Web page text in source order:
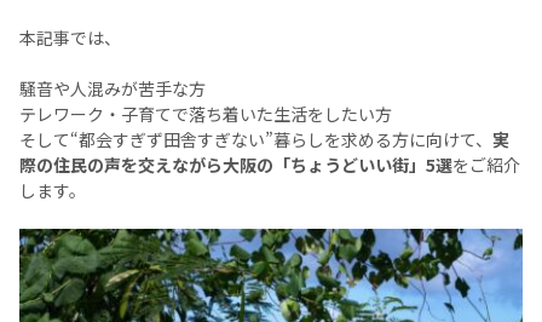
本記事では、
騒音や人混みが苦手な方
テレワーク・子育てで落ち着いた生活をしたい方
そして“都会すぎず田舎すぎない”暮らしを求める方に向けて、 実
際の住民の声を交えながら大阪の「ちょうどいい街」5選をご紹介
します。